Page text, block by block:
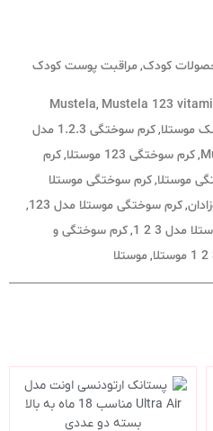
کودک,مراقبت پوست کودک
Mustela, Mustela 123
موستلا,
کرم سوختگی 1.2.3 مدل
,کرم سوختگی 123 موستلا ,کرم
موستلا,کرم سوختگی موستلا
,کرم سوختگی موستلا مدل 123 ,
3 2 1
,کرم سوختگی و
,موستلا